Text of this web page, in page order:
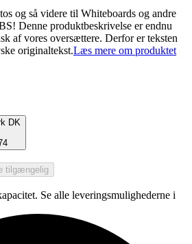
og så videre til Whiteboards og andre
Denne produktbeskrivelse er endnu
af vores oversættere. Derfor er teksten
originaltekst.Læs mere om produktet
DK
tilgængelig
Se alle leveringsmulighederne i